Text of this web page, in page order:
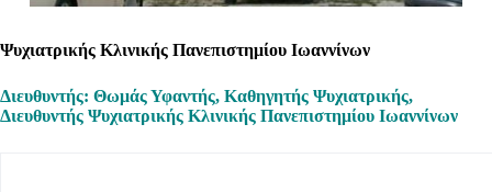
Ψυχιατρικής Κλινικής Πανεπιστημίου Ιωαννίνων
Διευθυντής: Θωμάς Υφαντής, Καθηγητής Ψυχιατρικής,
Διευθυντής Ψυχιατρικής Κλινικής Πανεπιστημίου Ιωαννίνων